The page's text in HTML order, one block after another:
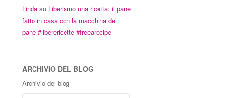
Linda su Liberiamo una ricetta: il pane
fatto in casa con la macchina del
pane #liberericette #freearecipe
ARCHIVIO DEL BLOG
Archivio del blog